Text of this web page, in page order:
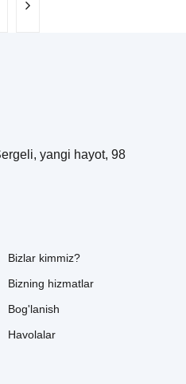
yangi hayot, 98
Bizlar kimmiz?
Bizning hizmatlar
Bog'lanish
Havolalar